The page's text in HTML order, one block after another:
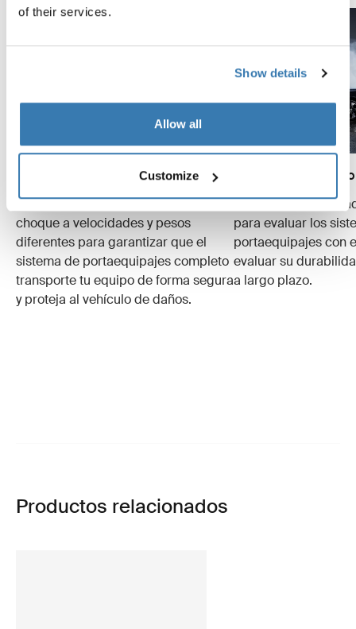
of their services.
Show details
Allow all
Customize
Realizamos varias pruebas de
choque a velocidades y pesos
diferentes para garantizar que el
sistema de portaequipajes completo
transporte tu equipo de forma segura
y proteja al vehículo de daños.
Simulaciones de
Pruebas
para evaluar los
portaequipajes con
evaluar su
a largo plazo.
Productos relacionados